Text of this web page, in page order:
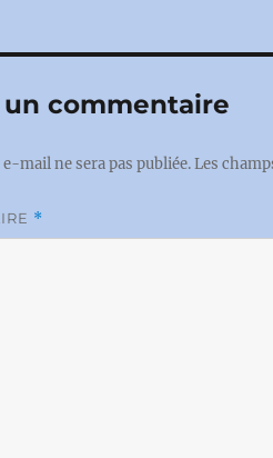
un commentaire
mail ne sera pas publiée.Les
*